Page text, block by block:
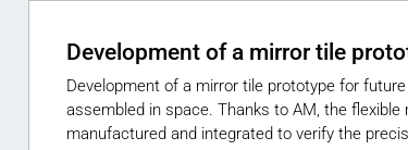
Development of a mirror tile
Development of a mirror tile prototype for
assembled in space. Thanks to AM, the
manufactured and integrated to verify the